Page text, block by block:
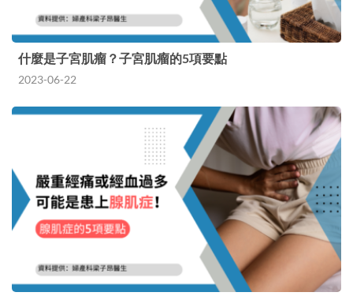
什麼是子宮肌瘤？子宮肌瘤的5項要點
2023-06-22